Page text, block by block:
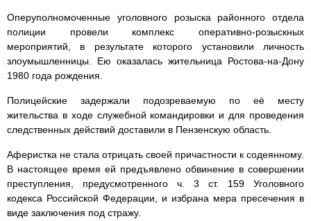
Оперуполномоченные уголовного розыска районного отдела
полиции провели комплекс оперативно-розыскных
мероприятий, в результате которого установили личность
злоумышленницы. Ею оказалась жительница Ростова-на-Дону
1980 года рождения.
Полицейские задержали подозреваемую по её месту
жительства в ходе служебной командировки и для проведения
следственных действий доставили в Пензенскую область.
Аферистка не стала отрицать своей причастности к содеянному.
В настоящее время ей предъявлено обвинение в совершении
преступления, предусмотренного ч. 3 ст. 159 Уголовного
кодекса Российской Федерации, и избрана мера пресечения в
виде заключения под стражу.